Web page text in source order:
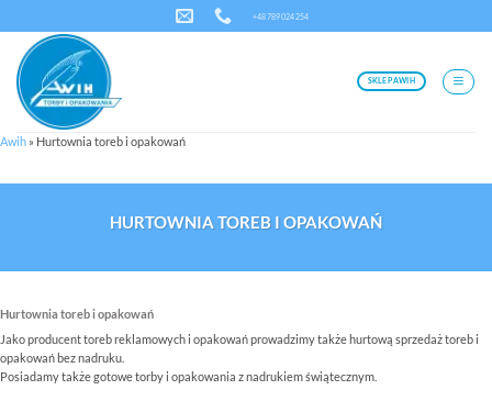
zawartości
+48 789 024 254
SKLEP AWIH
Awih » Hurtownia toreb i opakowań
HURTOWNIA TOREB I OPAKOWAŃ
Hurtownia toreb i opakowań
Jako producent toreb reklamowych i opakowań prowadzimy także hurtową sprzedaż toreb i
opakowań bez nadruku.
Posiadamy także gotowe torby i opakowania z nadrukiem świątecznym.